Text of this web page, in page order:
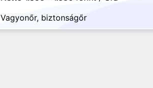
Vagyonőr, biztonságőr